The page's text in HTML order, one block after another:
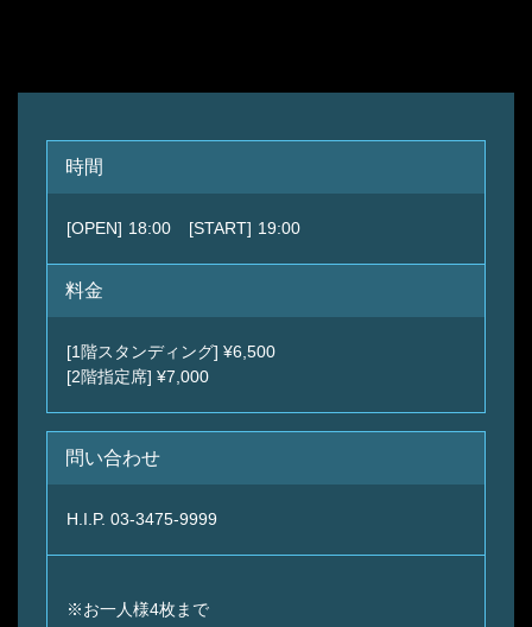
時間
[OPEN] 18:00 [START] 19:00
料金
[1階スタンディング] ¥6,500
[2階指定席] ¥7,000
問い合わせ
H.I.P. 03-3475-9999
※お⼀⼈様4枚まで